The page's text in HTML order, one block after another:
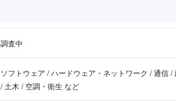
調査中
ソフトウェア / ハードウェア・ネットワーク / 通信 /
/ 土木 / 空調・衛生 など